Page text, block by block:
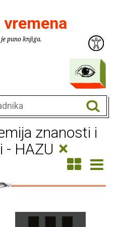
puno knjiga.
znanosti i
- HAZU ×